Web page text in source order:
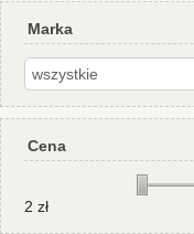
Marka
Cena
2 zł